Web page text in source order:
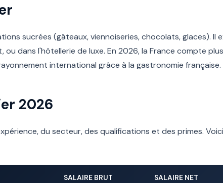
sucrées (gâteaux, viennoiseries, chocolats, glaces). Il
ou dans l'hôtellerie de luxe. En 2026, la France compte
international grâce à la gastronomie française.
2026
du secteur, des qualifications et des primes.
SALAIRE BRUT SALAIRE NET